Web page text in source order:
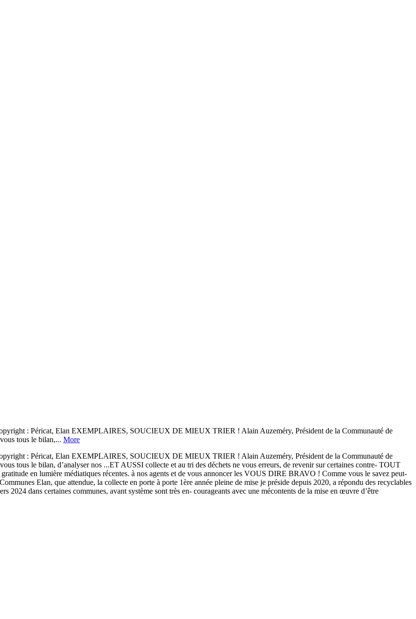
: Péricat, Elan EXEMPLAIRES, SOUCIEUX DE MIEUX TRIER ! Alain Auzeméry, Président de la Communauté de
tous le bilan,... More
: Péricat, Elan EXEMPLAIRES, SOUCIEUX DE MIEUX TRIER ! Alain Auzeméry, Président de la Communauté de
tous le bilan, d’analyser nos ...ET AUSSI collecte et au tri des déchets ne vous erreurs, de revenir sur certaines contre- TOUT
en lumière médiatiques récentes. à nos agents et de vous annoncer les VOUS DIRE BRAVO ! Comme vous le savez peut-
Elan, que attendue, la collecte en porte à porte 1ère année pleine de mise je préside depuis 2020, a répondu des recyclables
2024 dans certaines communes, avant système sont très en- courageants avec une mécontents de la mise en œuvre d’être